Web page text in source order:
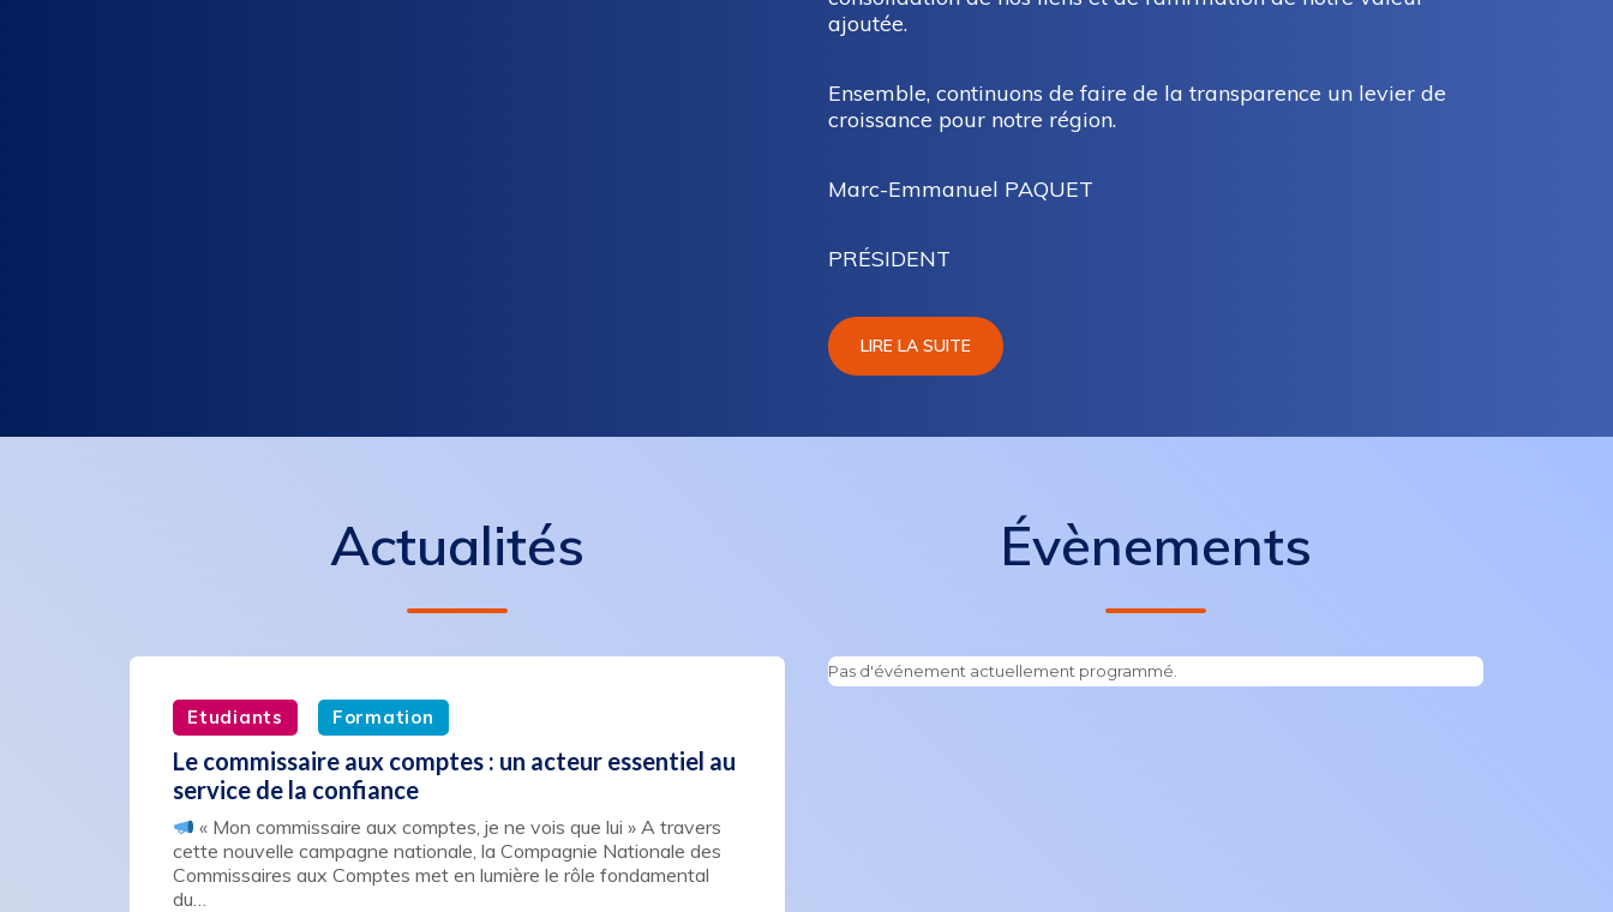
ajoutée.
Ensemble, continuons de faire de la transparence un levier de
croissance pour notre région.
Marc-Emmanuel PAQUET
PRÉSIDENT
LIRE LA SUITE
Actualités
Etudiants Formation
Le commissaire aux comptes : un acteur essentiel au
service de la confiance
« Mon commissaire aux comptes, je ne vois que lui » A travers
cette nouvelle campagne nationale, la Compagnie Nationale des
Commissaires aux Comptes met en lumière le rôle fondamental
du…
Évènements
Pas d'événement actuellement programmé.